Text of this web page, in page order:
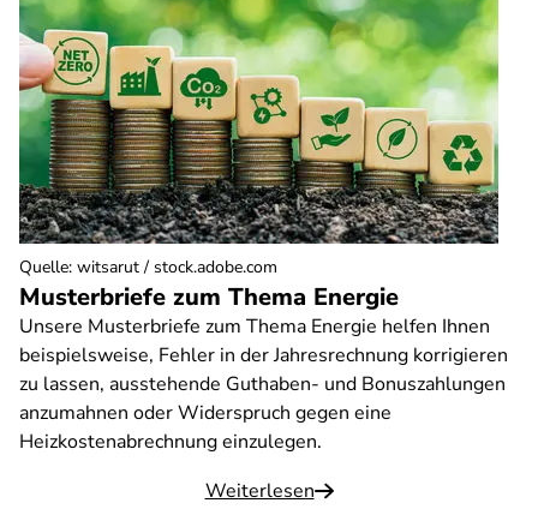
Musterbriefe zum Thema Energie
Unsere Musterbriefe zum Thema Energie helfen Ihnen
beispielsweise, Fehler in der Jahresrechnung korrigieren
zu lassen, ausstehende Guthaben- und Bonuszahlungen
anzumahnen oder Widerspruch gegen eine
Heizkostenabrechnung einzulegen.
Weiterlesen
Quelle: witsarut / stock.adobe.com